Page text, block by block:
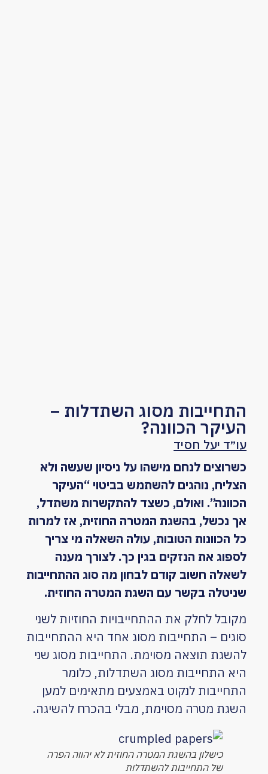
התחייבות מסוג השתדלות –
העיקר הכוונה?
עו״ד יעל חסיד
כשרוצים לנחם מישהו על ניסיון שעשה ולא
הצליח, נוהגים להשתמש בביטוי “העיקר
הכוונה”. ואולם, כשצד להתקשרות משתדל,
אך נכשל, בהשגת המטרה החוזית, אז למרות
כל הכוונות הטובות, עולה השאלה מי צריך
לספוג את הנזקים בגין כך. לצורך מענה
לשאלה חשוב קודם לבחון מה סוג ההתחייבות
שניטלה בקשר עם השגת המטרה החוזית.
מקובל לחלק את ההתחייבויות החוזיות לשני
סוגים – התחייבות מסוג אחד היא ההתחייבות
להשגת תוצאה מסוימת. התחייבות מסוג שני
היא התחייבות מסוג השתדלות, כלומר
התחייבות לנקוט באמצעים מתאימים למען
השגת מטרה מסוימת, מבלי בהכרח להשיגה.
כישלון בהשגת המטרה החוזית לא יהווה הפרה
של התחייבות להשתדלות